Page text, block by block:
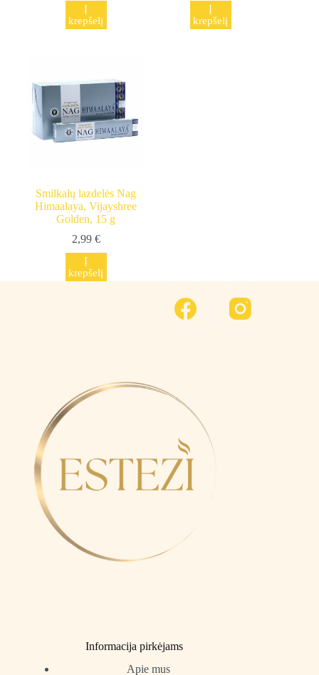
Į
krepšelį
Į
krepšelį
Smilkalų lazdelės Nag
Himaalaya, Vijayshree
Golden, 15 g
2,99 €
Į
krepšelį
Informacija pirkėjams
Apie mus